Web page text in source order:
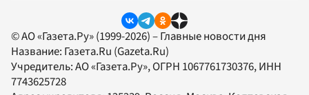
© АО «Газета.Ру» (1999-2026) – Главные новости дня
Название: Газета.Ru (Gazeta.Ru)
Учредитель:АО «Газета.Ру», ОГРН 1067761730376, ИНН
7743625728